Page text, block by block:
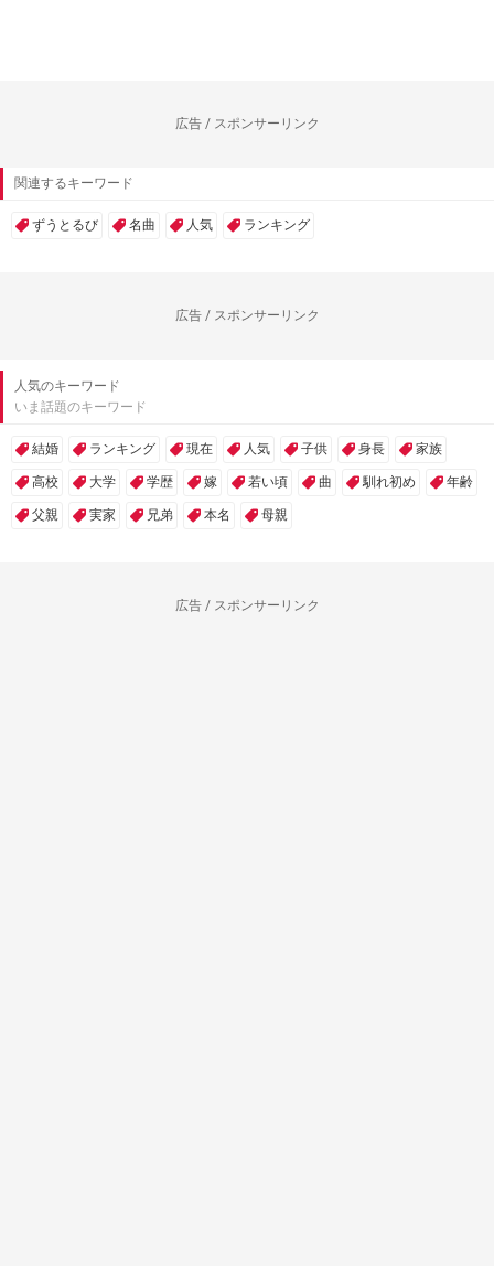
広告 / スポンサーリンク
関連するキーワード
ずうとるび 名曲 人気 ランキング
広告 / スポンサーリンク
人気のキーワード
いま話題のキーワード
結婚 ランキング 現在 人気 子供 身長 家族
高校 大学 学歴 嫁 若い頃 曲 馴れ初め 年齢
父親 実家 兄弟 本名 母親
広告 / スポンサーリンク